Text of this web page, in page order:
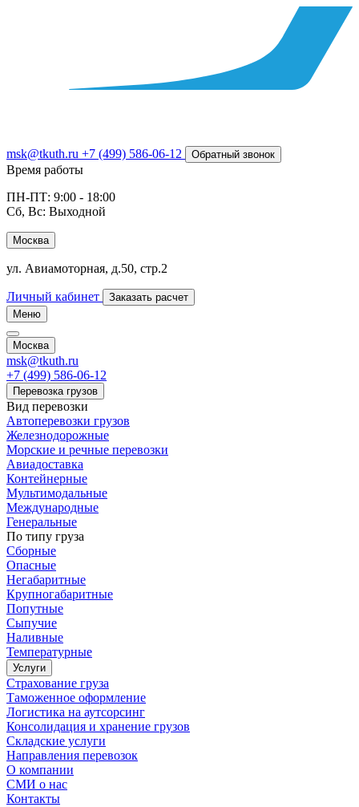
msk@tkuth.ru +7 (499) 586-06-12 Обратный звонок
Время работы
ПН-ПТ: 9:00 - 18:00
Сб, Вс: Выходной
Москва
ул. Авиамоторная, д.50, стр.2
Личный кабинет
Заказать расчет
Меню
Москва
msk@tkuth.ru
+7 (499) 586-06-12
Перевозка грузов
Вид перевозки
Автоперевозки грузов
Железнодорожные
Морские и речные перевозки
Авиадоставка
Контейнерные
Мультимодальные
Международные
Генеральные
По типу груза
Сборные
Опасные
Негабаритные
Крупногабаритные
Попутные
Сыпучие
Наливные
Температурные
Услуги
Страхование груза
Таможенное оформление
Логистика на аутсорсинг
Консолидация и хранение грузов
Складские услуги
Направления перевозок
О компании
СМИ о нас
Контакты